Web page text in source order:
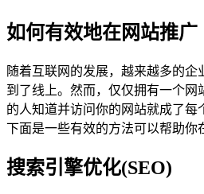
如何有效地在网站推广
随着互联网的发展，越来越多的
到了线上。然而，仅仅拥有一个网
的人知道并访问你的网站就成了每
下面是一些有效的方法可以帮助你
搜索引擎优化(SEO)